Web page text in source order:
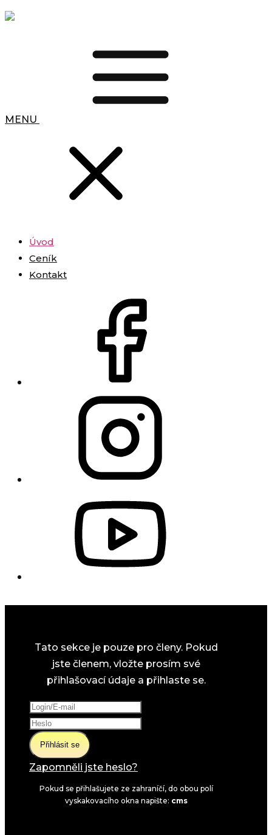
MENU
Úvod
Ceník
Kontakt
Tato sekce je pouze pro členy. Pokud
jste členem, vložte prosím své
přihlašovací údaje a přihlaste se.
Přihlásit se
Zapomněli jste heslo?
Pokud se přihlašujete ze zahraníčí, do obou polí
vyskakovacího okna napište: cms